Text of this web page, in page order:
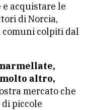
e acquistare le
di Norcia,
comuni colpiti dal
altro,
mercato che
piccole